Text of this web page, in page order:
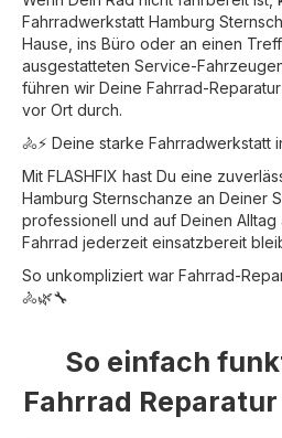
Fahrradwerkstatt Hamburg
Hause, ins Büro oder an einen
ausgestatteten Service-
führen wir Deine Fahrrad-
vor Ort durch.
🚴⚡ Deine starke Fahrradwerkstatt
Mit FLASHFIX hast Du eine
Hamburg Sternschanze an Deiner
professionell und auf Deinen Alltag
Fahrrad jederzeit einsatzbereit
So unkompliziert war Fahrrad-
🚴🌿🔧
So einfach
Fahrrad Reparatur